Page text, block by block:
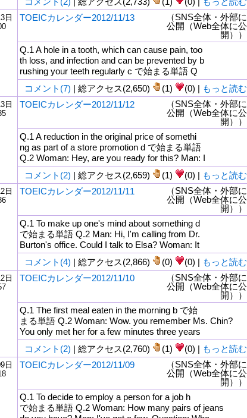
日
TOEICカレンダー2012/11/13
（SNS全体・外部に
公開（Web全体に公
開））
Q.1 A hole in a tooth, which can cause pain, too
th loss, and infection and can be prevented by b
rushing your teeth regularly c で始まる単語 Q
コメント(7) | 総アクセス(2,650) (1) (0) | もっと読む
日
TOEICカレンダー2012/11/12
（SNS全体・外部に
公開（Web全体に公
開））
Q.1 A reduction in the original price of somethi
ng as part of a store promotion d で始まる単語
Q.2 Woman: Hey, are you ready for this? Man: I
コメント(2) | 総アクセス(2,659) (1) (0) | もっと読む
日
TOEICカレンダー2012/11/11
（SNS全体・外部に
公開（Web全体に公
開））
Q.1 To make up one's mind about something d
で始まる単語 Q.2 Man: Hi, I'm calling from Dr.
Burton's office. Could I talk to Elsa? Woman: It
コメント(4) | 総アクセス(2,866) (0) (0) | もっと読む
日
TOEICカレンダー2012/11/10
（SNS全体・外部に
公開（Web全体に公
開））
Q.1 The first meal eaten in the morning b で始
まる単語 Q.2 Woman: Wow. you remember Ms. Chin?
You only met her for a few minutes three years
コメント(2) | 総アクセス(2,760) (1) (0) | もっと読む
日
TOEICカレンダー2012/11/09
（SNS全体・外部に
公開（Web全体に公
開））
Q.1 To decide to employ a person for a job h
で始まる単語 Q.2 Woman: How many pairs of jeans